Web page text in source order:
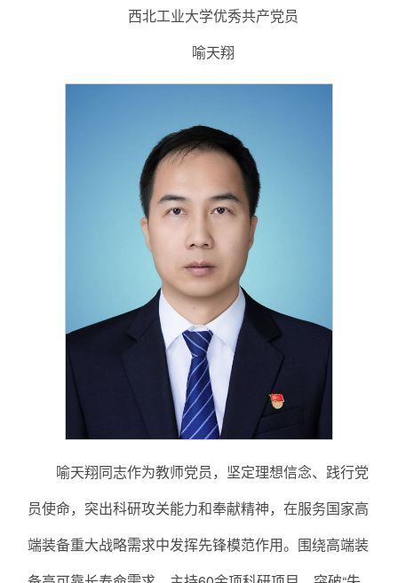
西北工业大学优秀共产党员
喻天翔
喻天翔同志作为教师党员，坚定理想信念、践行党
员使命，突出科研攻关能力和奉献精神，在服务国家高
端装备重大战略需求中发挥先锋模范作用。围绕高端装